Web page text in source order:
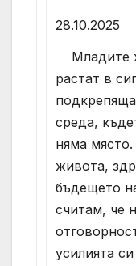
28.10.2025
Младите
растат в
среда,
няма
живота,
бъдещето
считам, че
усилията